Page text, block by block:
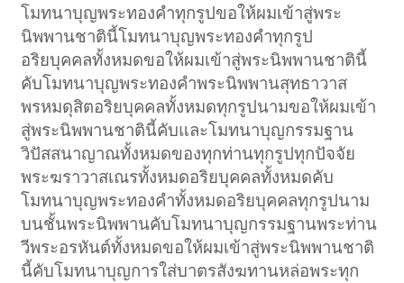
โมทนาบุญพระทองคำทุกรูปขอให้ผมเข้าสู่พระ
นิพพานชาตินี้โมทนาบุญพระทองคำทุกรูป
อริยบุคคลทั้งหมดขอให้ผมเข้าสู่พระนิพพานชาตินี้
คับโมทนาบุญพระทองคำพระนิพพานสุทธาวาส
พรหมดุสิตอริยบุคคลทั้งหมดทุกรูปนามขอให้ผมเข้า
สู่พระนิพพานชาตินี้คับและโมทนาบุญกรรมฐาน
วิปัสสนาญาณทั้งหมดของทุกท่านทุกรูปทุกปัจจัย
พระฆราวาสเณรทั้งหมดอริยบุคคลทั้งหมดคับ
โมทนาบุญพระทองคำทั้งหมดอริยบุคคลทุกรูปนาม
บนชั้นพระนิพพานคับโมทนาบุญกรรมฐานพระท่าน
วีพระอรหันต์ทั้งหมดขอให้ผมเข้าสู่พระนิพพานชาติ
นี้คับโมทนาบุญการใส่บาตรสังฆทานหล่อพระทุก